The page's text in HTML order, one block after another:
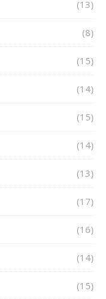
(13)
(8)
(15)
(14)
(15)
(14)
(13)
(17)
(16)
(14)
(15)